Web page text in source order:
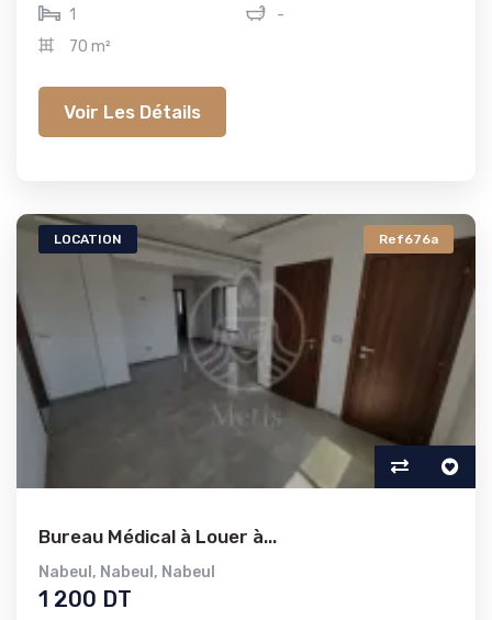
1
-
70 m²
Voir Les Détails
LOCATION Ref676a
Bureau Médical à Louer à...
Nabeul , Nabeul , Nabeul
1 200 DT